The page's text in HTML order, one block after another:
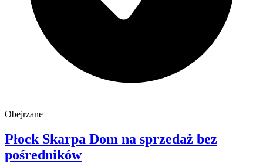
Obejrzane
Płock Skarpa Dom na sprzedaż bez
pośredników